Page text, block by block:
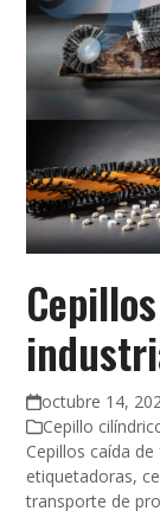
octubre 14,
Cepillo
Cepillos caída
etiquetadoras,
transporte de